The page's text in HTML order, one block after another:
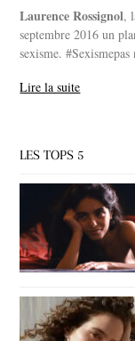
Laurence Rossignol,
septembre 2016 un
sexisme.
Lire la suite
LES TOPS 5